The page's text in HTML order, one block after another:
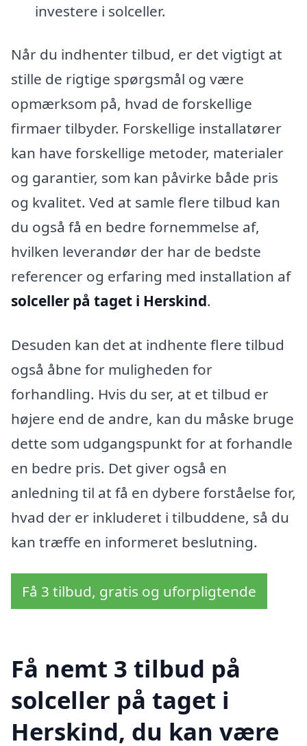
investere i solceller.
Når du indhenter tilbud, er det vigtigt at
stille de rigtige spørgsmål og være
opmærksom på, hvad de forskellige
firmaer tilbyder. Forskellige installatører
kan have forskellige metoder, materialer
og garantier, som kan påvirke både pris
og kvalitet. Ved at samle flere tilbud kan
du også få en bedre fornemmelse af,
hvilken leverandør der har de bedste
referencer og erfaring med installation af
solceller på taget i Herskind.
Desuden kan det at indhente flere tilbud
også åbne for muligheden for
forhandling. Hvis du ser, at et tilbud er
højere end de andre, kan du måske bruge
dette som udgangspunkt for at forhandle
en bedre pris. Det giver også en
anledning til at få en dybere forståelse for,
hvad der er inkluderet i tilbuddene, så du
kan træffe en informeret beslutning.
Få 3 tilbud, gratis og uforpligtende
Få nemt 3 tilbud på
solceller på taget i
Herskind, du kan være